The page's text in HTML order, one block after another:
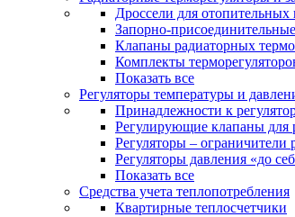
Дроссели для
Запорно-
Клапаны радиаторных
Комплекты
Показать все
Регуляторы температуры и
Принадлежности к
Регулирующие клапаны для
Регуляторы – ограничители
Регуляторы давления «до
Показать все
Средства учета теплопотребления
Квартирные теплосчетчики